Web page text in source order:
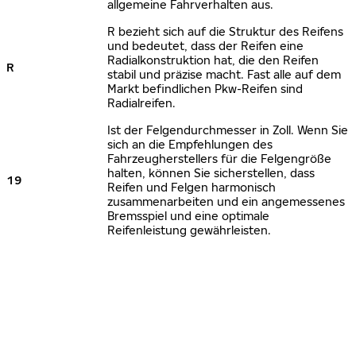
allgemeine Fahrverhalten aus.
R
R bezieht sich auf die Struktur des Reifens
und bedeutet, dass der Reifen eine
Radialkonstruktion hat, die den Reifen
stabil und präzise macht. Fast alle auf dem
Markt befindlichen Pkw-Reifen sind
Radialreifen.
19
Ist der Felgendurchmesser in Zoll. Wenn Sie
sich an die Empfehlungen des
Fahrzeugherstellers für die Felgengröße
halten, können Sie sicherstellen, dass
Reifen und Felgen harmonisch
zusammenarbeiten und ein angemessenes
Bremsspiel und eine optimale
Reifenleistung gewährleisten.